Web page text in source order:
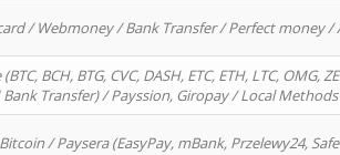
/ Webmoney / Bank Transfer / Perfect money /
BCH, BTG, CVC, DASH, ETC, ETH, LTC, OMG,
Bank Transfer) / Payssion, Giropay / Local
/ Paysera (EasyPay, mBank, Przelewy24,